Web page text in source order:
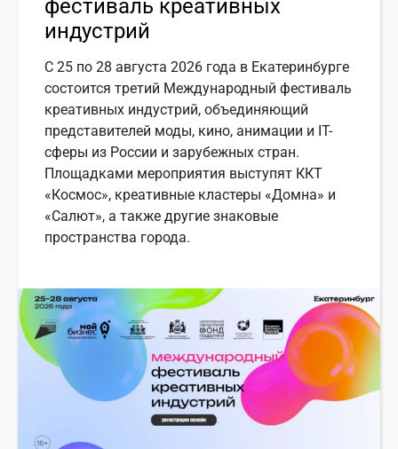
фестиваль креативных
индустрий
С 25 по 28 августа 2026 года в Екатеринбурге
состоится третий Международный фестиваль
креативных индустрий, объединяющий
представителей моды, кино, анимации и IT-
сферы из России и зарубежных стран.
Площадками мероприятия выступят ККТ
«Космос», креативные кластеры «Домна» и
«Салют», а также другие знаковые
пространства города.